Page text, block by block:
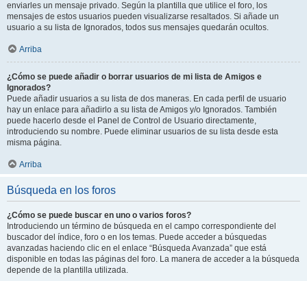
enviarles un mensaje privado. Según la plantilla que utilice el foro, los
mensajes de estos usuarios pueden visualizarse resaltados. Si añade un
usuario a su lista de Ignorados, todos sus mensajes quedarán ocultos.
Arriba
¿Cómo se puede añadir o borrar usuarios de mi lista de Amigos e
Ignorados?
Puede añadir usuarios a su lista de dos maneras. En cada perfil de usuario
hay un enlace para añadirlo a su lista de Amigos y/o Ignorados. También
puede hacerlo desde el Panel de Control de Usuario directamente,
introduciendo su nombre. Puede eliminar usuarios de su lista desde esta
misma página.
Arriba
Búsqueda en los foros
¿Cómo se puede buscar en uno o varios foros?
Introduciendo un término de búsqueda en el campo correspondiente del
buscador del índice, foro o en los temas. Puede acceder a búsquedas
avanzadas haciendo clic en el enlace “Búsqueda Avanzada” que está
disponible en todas las páginas del foro. La manera de acceder a la búsqueda
depende de la plantilla utilizada.